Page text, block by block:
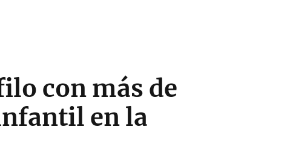
con más de
en la